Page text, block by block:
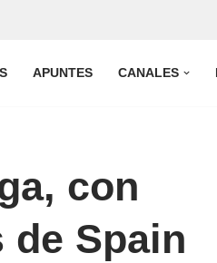
APUNTES CANALES
con
de Spain